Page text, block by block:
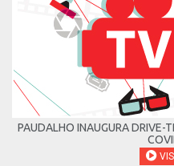
PAUDALHO INAUGURA DRIVE-